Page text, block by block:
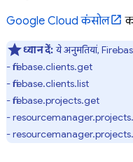
Google Cloud कंसोल
ध्यान दें:ये अनुमतियां,
- firebase.clients.get
- firebase.clients.list
- firebase.projects.get
-
-